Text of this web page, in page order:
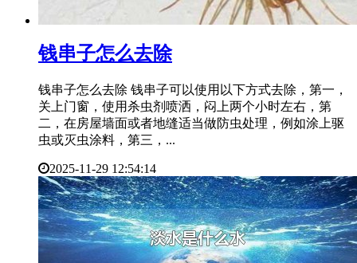
​钱串子怎么去除
钱串子怎么去除 钱串子可以使用以下方式去除，第一，
关上门窗，使用杀虫剂喷洒，闷上两个小时左右，第
二，在房屋墙面或者地缝适当做防虫处理，例如涂上驱
虫或灭虫涂料，第三，...
2025-11-29 12:54:14